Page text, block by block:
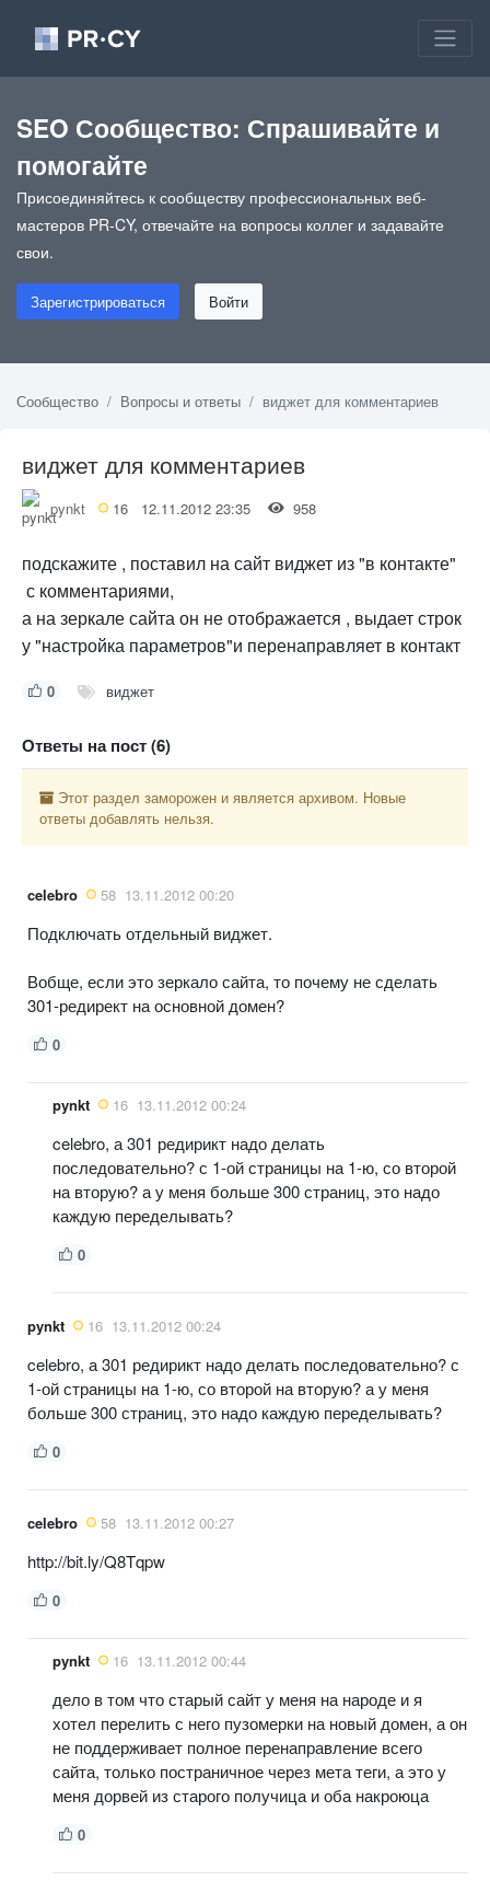
SEO Сообщество: Спрашивайте и
помогайте
Присоединяйтесь к сообществу профессиональных веб-
мастеров PR-CY, отвечайте на вопросы коллег и задавайте
свои.
Зарегистрироваться Войти
Сообщество Вопросы и ответы виджет для комментариев
виджет для комментариев
pynkt 16 12.11.2012 23:35 958
подскажите , поставил на сайт виджет из "в контакте"
с комментариями,
а на зеркале сайта он не отображается , выдает строк
у "настройка параметров"и перенаправляет в контакт
0 виджет
Ответы на пост (6)
Этот раздел заморожен и является архивом. Новые
ответы добавлять нельзя.
celebro 58 13.11.2012 00:20
Подключать отдельный виджет.
Вобще, если это зеркало сайта, то почему не сделать
301-редирект на основной домен?
0
pynkt 16 13.11.2012 00:24
celebro, а 301 редирикт надо делать
последовательно? с 1-ой страницы на 1-ю, со второй
на вторую? а у меня больше 300 страниц, это надо
каждую переделывать?
0
pynkt 16 13.11.2012 00:24
celebro, а 301 редирикт надо делать последовательно? с
1-ой страницы на 1-ю, со второй на вторую? а у меня
больше 300 страниц, это надо каждую переделывать?
0
celebro 58 13.11.2012 00:27
http://bit.ly/Q8Tqpw
0
pynkt 16 13.11.2012 00:44
дело в том что старый сайт у меня на народе и я
хотел перелить с него пузомерки на новый домен, а он
не поддерживает полное перенаправление всего
сайта, только постраничное через мета теги, а это у
меня дорвей из старого получица и оба накроюца
0